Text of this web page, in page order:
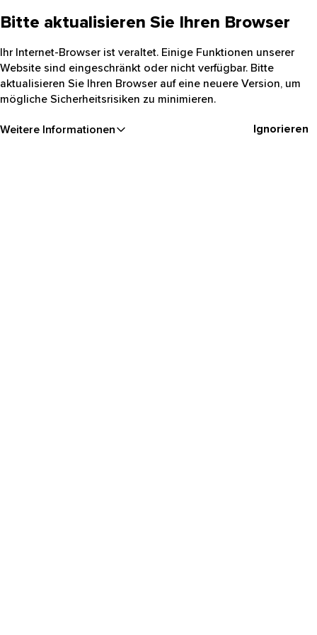
Bitte aktualisieren Sie Ihren Browser
Ihr Internet-Browser ist veraltet. Einige Funktionen unserer
Website sind eingeschränkt oder nicht verfügbar. Bitte
aktualisieren Sie Ihren Browser auf eine neuere Version, um
mögliche Sicherheitsrisiken zu minimieren.
Weitere Informationen Ignorieren